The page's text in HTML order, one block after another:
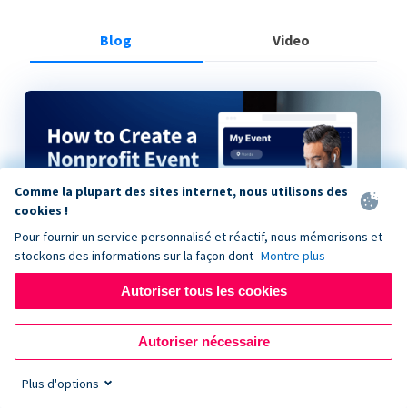
Blog Video
How to Create a Nonprofit Event on Donorbox
Comme la plupart des sites internet, nous utilisons des
cookies !
Pour fournir un service personnalisé et réactif, nous mémorisons et
stockons des informations sur la façon dont Montre plus
Autoriser tous les cookies
Autoriser nécessaire
Plus d'options